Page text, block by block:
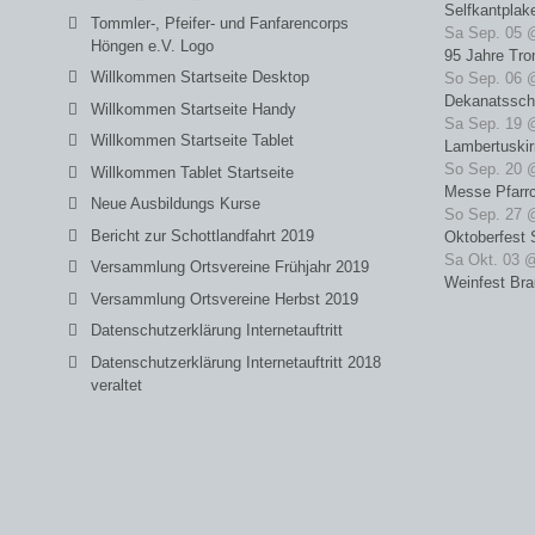
Tommler-, Pfeifer- und Fanfarencorps
Höngen e.V. Logo
Willkommen Startseite Desktop
Willkommen Startseite Handy
Willkommen Startseite Tablet
Willkommen Tablet Startseite
Neue Ausbildungs Kurse
Bericht zur Schottlandfahrt 2019
Versammlung Ortsvereine Frühjahr 2019
Versammlung Ortsvereine Herbst 2019
Datenschutzerklärung Internetauftritt
Datenschutzerklärung Internetauftritt 2018
veraltet
Sa Sep. 05
95 Jahre
So Sep. 06
Sa Sep. 19
So Sep. 20
Messe
So Sep. 27
Oktoberfest
Sa Okt. 03
Weinfest